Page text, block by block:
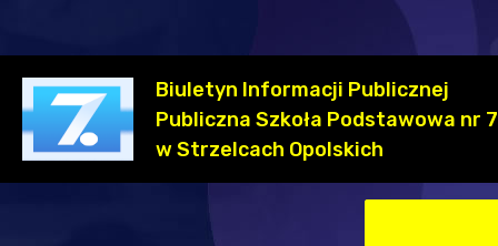
Biuletyn Informacji Publicznej
Publiczna Szkoła Podstawowa nr 7
w Strzelcach Opolskich